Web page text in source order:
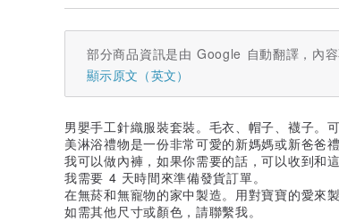
部分商品資訊是由 Google 自動翻譯，內容
顯示原文（英文）
男嬰手工針織服裝套裝。毛衣、帽子、襪子。
美淋浴禮物是一份非常可愛的新媽媽或新爸爸禮
我可以做內褲，如果你需要的話，可以收到和
我需要 4 天時間來準備發貨訂單。
在無菸和無寵物的家中製造。用對寶寶的愛來製
如需其他尺寸或顏色，請聯繫我。